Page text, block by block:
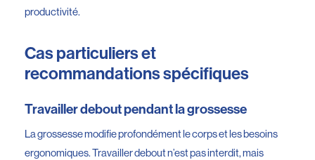
productivité.
Cas particuliers et
recommandations spécifiques
Travailler debout pendant la grossesse
La grossesse modifie profondément le corps et les besoins
ergonomiques. Travailler debout n’est pas interdit, mais